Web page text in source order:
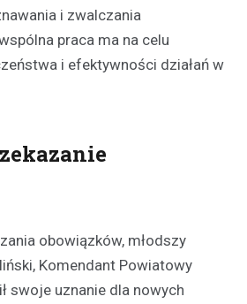
i zwalczania
praca ma na celu
i efektywności działań w
obowiązków, młodszy
Komendant Powiatowy
swoje uznanie dla nowych